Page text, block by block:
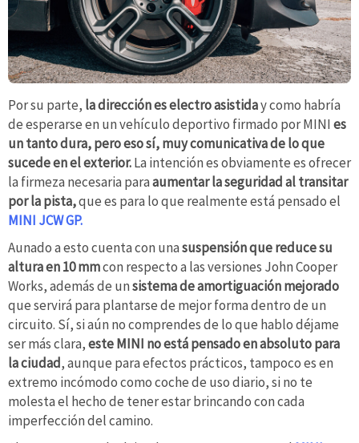
Por su parte, la dirección es electro asistiday como habría
de esperarse en un vehículo deportivo firmado por MINI es
un tanto dura, pero eso sí, muy comunicativa de lo que
sucede en el exterior.La intención es obviamente es ofrecer
la firmeza necesaria paraaumentar la seguridad al transitar
por la pista,que es para lo que realmente está pensado el
MINI JCW GP.
Aunado a esto cuenta con unasuspensión que reduce su
altura en 10 mmcon respecto a las versiones John Cooper
Works, además de unsistema de amortiguación mejorado
que servirá para plantarse de mejor forma dentro de un
circuito. Sí, si aún no comprendes de lo que hablo déjame
ser más clara,este MINI no está pensado en absoluto para
la ciudad, aunque para efectos prácticos, tampoco es en
extremo incómodo como coche de uso diario, si no te
molesta el hecho de tener estar brincando con cada
imperfección del camino.